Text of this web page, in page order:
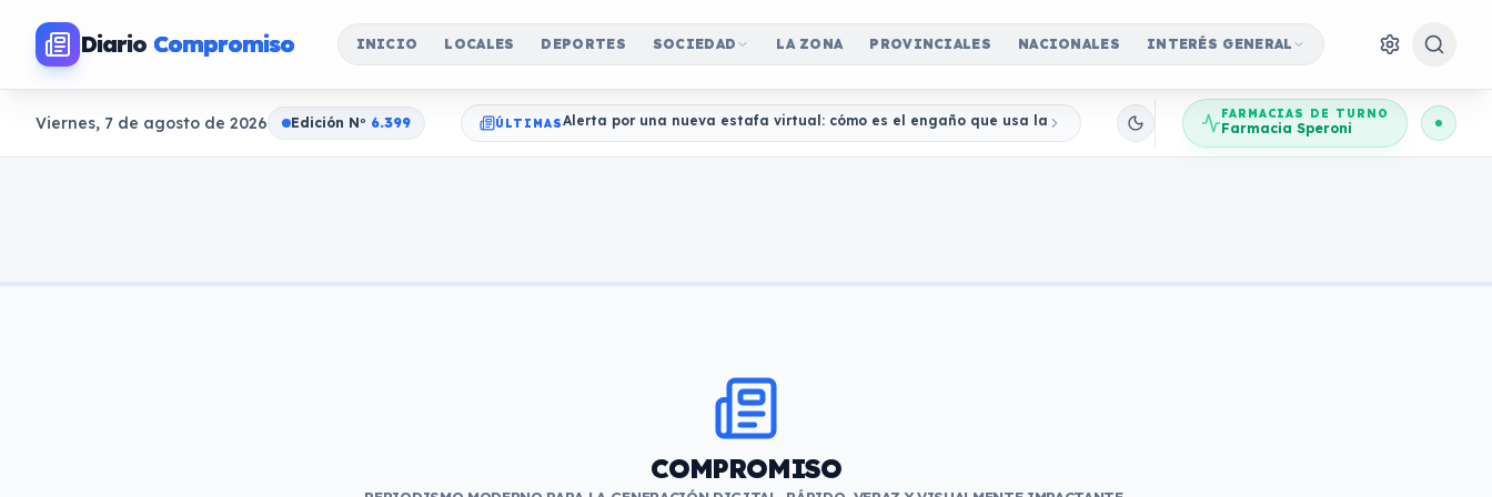
Diario Compromiso INICIO LOCALES DEPORTES SOCIEDAD LA ZONA PROVINCIALES NACIONALES INTERÉS GENERAL
Viernes, 7 de agosto de 2026 Edición No 6.399 ÚLTIMASAlerta por una nueva estafa virtual: cómo es el engaño que usa la imagen del Banco Central para robar ahorros
FARMACIAS DE TURNO
Farmacia Speroni
COMPROMISO